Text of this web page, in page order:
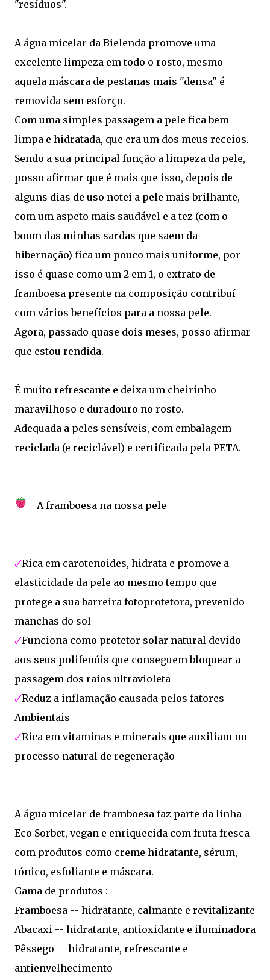
"resíduos".
A água micelar da Bielenda promove uma
excelente limpeza em todo o rosto, mesmo
aquela máscara de pestanas mais "densa" é
removida sem esforço.
Com uma simples passagem a pele fica bem
limpa e hidratada, que era um dos meus receios.
Sendo a sua principal função a limpeza da pele,
posso afirmar que é mais que isso, depois de
alguns dias de uso notei a pele mais brilhante,
com um aspeto mais saudável e a tez (com o
boom das minhas sardas que saem da
hibernação) fica um pouco mais uniforme, por
isso é quase como um 2 em 1, o extrato de
framboesa presente na composição contribuí
com vários benefícios para a nossa pele.
Agora, passado quase dois meses, posso afirmar
que estou rendida.
É muito refrescante e deixa um cheirinho
maravilhoso e duradouro no rosto.
Adequada a peles sensíveis, com embalagem
reciclada (e reciclável) e certificada pela PETA.
A framboesa na nossa pele
🗸Rica em carotenoides, hidrata e promove a
elasticidade da pele ao mesmo tempo que
protege a sua barreira fotoprotetora, prevenido
manchas do sol
🗸Funciona como protetor solar natural devido
aos seus polifenóis que conseguem bloquear a
passagem dos raios ultravioleta
🗸Reduz a inflamação causada pelos fatores
Ambientais
🗸Rica em vitaminas e minerais que auxiliam no
processo natural de regeneração
A água micelar de framboesa faz parte da linha
Eco Sorbet, vegan e enriquecida com fruta fresca
com produtos como creme hidratante, sérum,
tónico, esfoliante e máscara.
Gama de produtos :
Framboesa -- hidratante, calmante e revitalizante
Abacaxi -- hidratante, antioxidante e iluminadora
Pêssego -- hidratante, refrescante e
antienvelhecimento